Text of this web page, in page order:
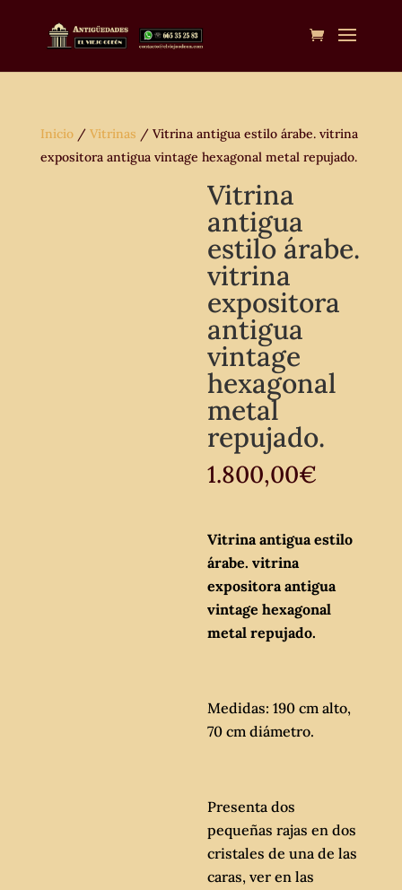
Inicio/ Vitrinas / Vitrina antigua estilo árabe. vitrina
expositora antigua vintage hexagonal metal repujado.
Vitrina
antigua
estilo árabe.
vitrina
expositora
antigua
vintage
hexagonal
metal
repujado.
1.800,00€
Vitrina antigua estilo
árabe. vitrina
expositora antigua
vintage hexagonal
metal repujado.
Medidas: 190 cm alto,
70 cm diámetro.
Presenta dos
pequeñas rajas en dos
cristales de una de las
caras, ver en las